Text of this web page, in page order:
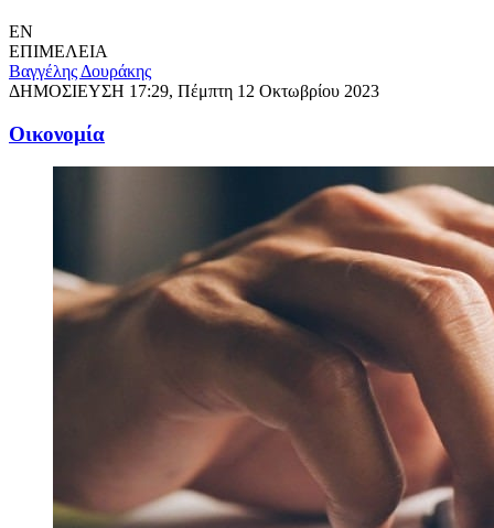
EN
ΕΠΙΜΕΛΕΙΑ
Βαγγέλης Δουράκης
ΔΗΜΟΣΙΕΥΣΗ 17:29, Πέμπτη 12 Οκτωβρίου 2023
Oικονομία